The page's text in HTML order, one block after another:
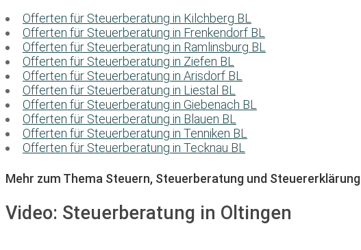
Offerten für Steuerberatung in Kilchberg BL
Offerten für Steuerberatung in Frenkendorf BL
Offerten für Steuerberatung in Ramlinsburg BL
Offerten für Steuerberatung in Ziefen BL
Offerten für Steuerberatung in Arisdorf BL
Offerten für Steuerberatung in Liestal BL
Offerten für Steuerberatung in Giebenach BL
Offerten für Steuerberatung in Blauen BL
Offerten für Steuerberatung in Tenniken BL
Offerten für Steuerberatung in Tecknau BL
Mehr zum Thema Steuern, Steuerberatung und Steuererklärung
Video: Steuerberatung in Oltingen